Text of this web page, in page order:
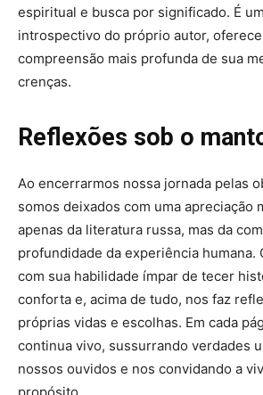
espiritual e busca por significado. É
introspectivo do próprio autor,
compreensão mais profunda de sua
crenças.
Reflexões sob o
Ao encerrarmos nossa jornada pelas
somos deixados com uma apreciação
apenas da literatura russa, mas da
profundidade da experiência humana.
com sua habilidade ímpar de tecer
conforta e, acima de tudo, nos faz
próprias vidas e escolhas. Em cada
continua vivo, sussurrando verdades
nossos ouvidos e nos convidando a